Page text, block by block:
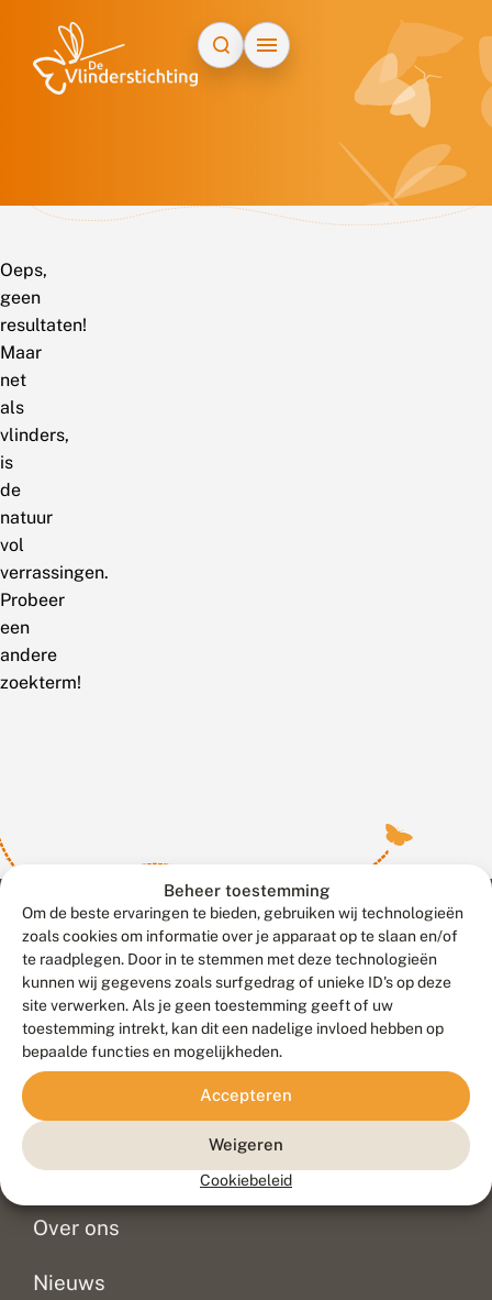
Beheer toestemming
Om de beste ervaringen te bieden, gebruiken wij technologieën
zoals cookies om informatie over je apparaat op te slaan en/of
te raadplegen. Door in te stemmen met deze technologieën
kunnen wij gegevens zoals surfgedrag of unieke ID's op deze
site verwerken. Als je geen toestemming geeft of uw
toestemming intrekt, kan dit een nadelige invloed hebben op
bepaalde functies en mogelijkheden.
Accepteren
Weigeren
Cookiebeleid
Oeps,
geen
resultaten!
Maar
net
als
vlinders,
is
de
natuur
vol
verrassingen.
Probeer
een
andere
zoekterm!
Contact
Veelgestelde vragen
Doneer
Over ons
Nieuws
Meld waarnemingen© 2026 Vlinderstichting
Duurzaam ontwikkeld door
Go2People
, ontworpen door
Blue Field Agency
Privacy
Disclaimer
Sitemap